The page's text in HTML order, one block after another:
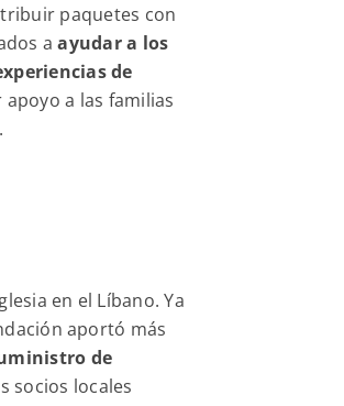
paquetes con
aayudar a los
de
a las familias
en el Líbano. Ya
aportó más
de
socios locales